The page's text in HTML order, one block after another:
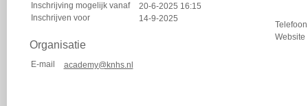
Inschrijving mogelijk vanaf
20-6-2025 16:15
Inschrijven voor
14-9-2025
Organisatie
E-mail academy@knhs.nl
Telefoon
Website